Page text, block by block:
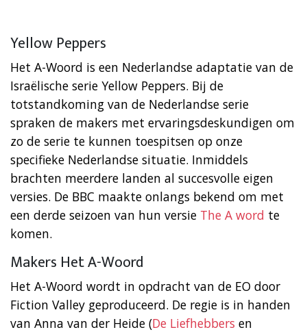
Yellow Peppers
Het A-Woord is een Nederlandse adaptatie van de
Israëlische serie Yellow Peppers. Bij de
totstandkoming van de Nederlandse serie
spraken de makers met ervaringsdeskundigen om
zo de serie te kunnen toespitsen op onze
specifieke Nederlandse situatie. Inmiddels
brachten meerdere landen al succesvolle eigen
versies. De BBC maakte onlangs bekend om met
een derde seizoen van hun versie The A word te
komen.
Makers Het A-Woord
Het A-Woord wordt in opdracht van de EO door
Fiction Valley geproduceerd. De regie is in handen
van Anna van der Heide (De Liefhebbers en